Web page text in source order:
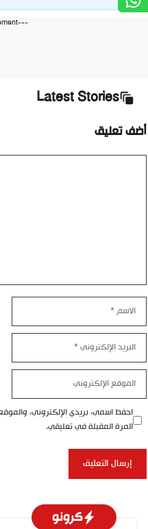
---Advertisement---
Latest Stories
تعليق
احفظ اسمي، بريدي الإلكتروني،
المرة المقبلة في تعليقي.
كرونو